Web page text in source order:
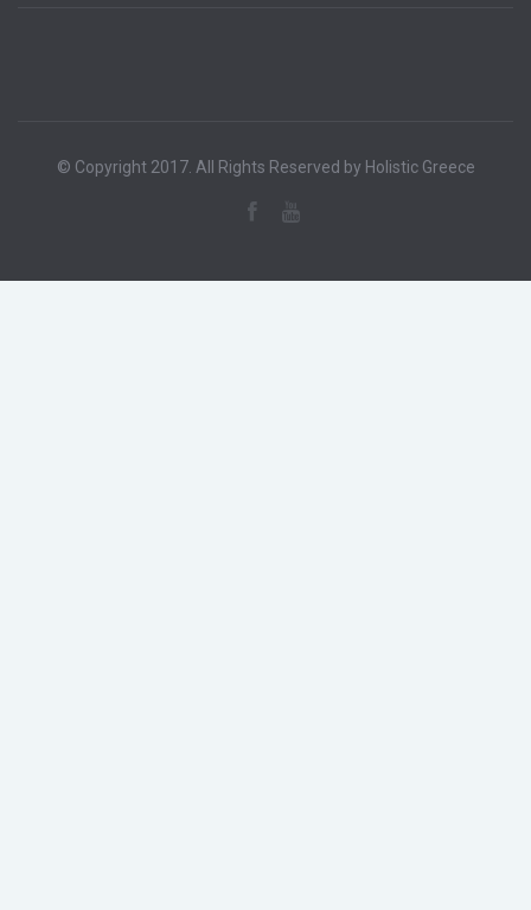
© Copyright 2017. All Rights Reserved by Holistic Greece